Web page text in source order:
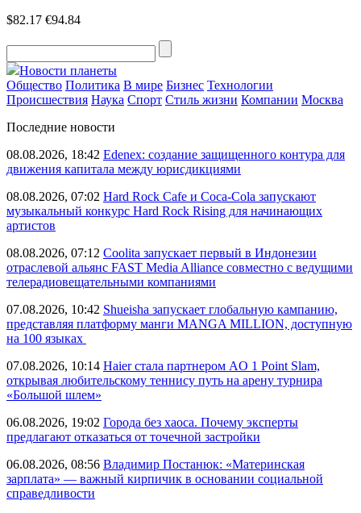
$82.17 €94.84
Новости планеты
Общество Политика В мире Бизнес Технологии
Происшествия Наука Спорт Стиль жизни Компании Москва
Последние новости
08.08.2026, 18:42 Edenex: создание защищенного контура для
движения капитала между юрисдикциями
08.08.2026, 07:02 Hard Rock Cafe и Coca-Cola запускают
музыкальный конкурс Hard Rock Rising для начинающих
артистов
08.08.2026, 07:12 Coolita запускает первый в Индонезии
отраслевой альянс FAST Media Alliance совместно с ведущими
телерадиовещательными компаниями
07.08.2026, 10:42 Shueisha запускает глобальную кампанию,
представляя платформу манги MANGA MILLION, доступную
на 100 языках
07.08.2026, 10:14 Haier стала партнером AO 1 Point Slam,
открывая любительскому теннису путь на арену турнира
«Большой шлем»
06.08.2026, 19:02 Города без хаоса. Почему эксперты
предлагают отказаться от точечной застройки
06.08.2026, 08:56 Владимир Постанюк: «Материнская
зарплата» — важный кирпичик в основании социальной
справедливости